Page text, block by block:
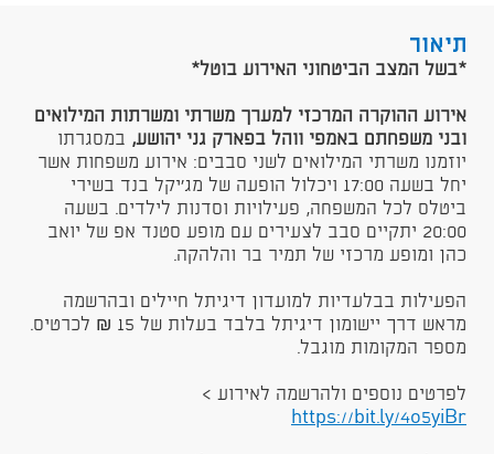
תיאור
*בשל המצב הביטחוני האירוע בוטל*
אירוע ההוקרה המרכזי למערך משרתי ומשרתות המילואים
ובני משפחתם באמפי ווהל בפארק גני יהושע, במסגרתו
יוזמנו משרתי המילואים לשני סבבים: אירוע משפחות אשר
יחל בשעה 17:00 ויכלול הופעה של מג'יקל בנד בשירי
ביטלס לכל המשפחה, פעילויות וסדנות לילדים. בשעה
20:00 יתקיים סבב לצעירים עם מופע סטנד אפ של יואב
כהן ומופע מרכזי של תמיר בר והלהקה.
הפעילות בבלעדיות למועדון דיגיתל חיילים ובהרשמה
מראש דרך יישומון דיגיתל בלבד בעלות של 15 ₪ לכרטיס.
מספר המקומות מוגבל.
לפרטים נוספים ולהרשמה לאירוע >
https://bit.ly/4o5yiBr​